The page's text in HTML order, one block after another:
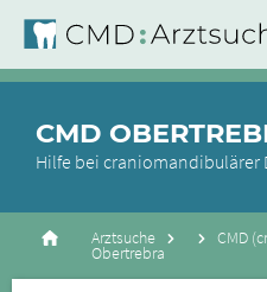
CMD
Hilfe bei craniomandibulärer
Arztsuche CMD
Obertrebra